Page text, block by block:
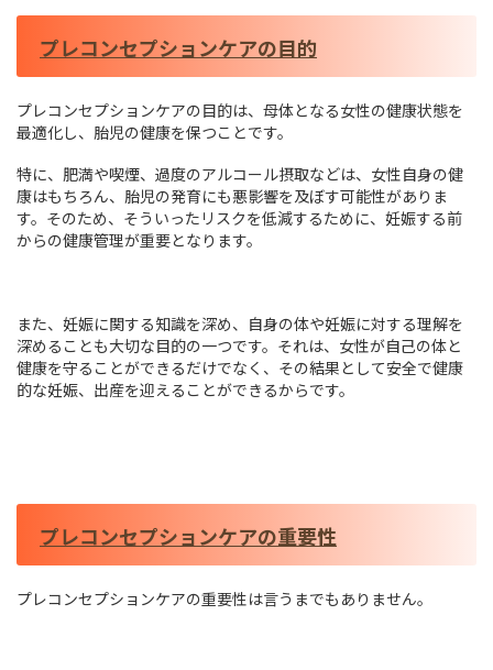
プレコンセプションケアの目的
プレコンセプションケアの目的は、母体となる女性の健康状態を
最適化し、胎児の健康を保つことです。
特に、肥満や喫煙、過度のアルコール摂取などは、女性自身の健
康はもちろん、胎児の発育にも悪影響を及ぼす可能性がありま
す。そのため、そういったリスクを低減するために、妊娠する前
からの健康管理が重要となります。
また、妊娠に関する知識を深め、自身の体や妊娠に対する理解を
深めることも大切な目的の一つです。それは、女性が自己の体と
健康を守ることができるだけでなく、その結果として安全で健康
的な妊娠、出産を迎えることができるからです。
プレコンセプションケアの重要性
プレコンセプションケアの重要性は言うまでもありません。